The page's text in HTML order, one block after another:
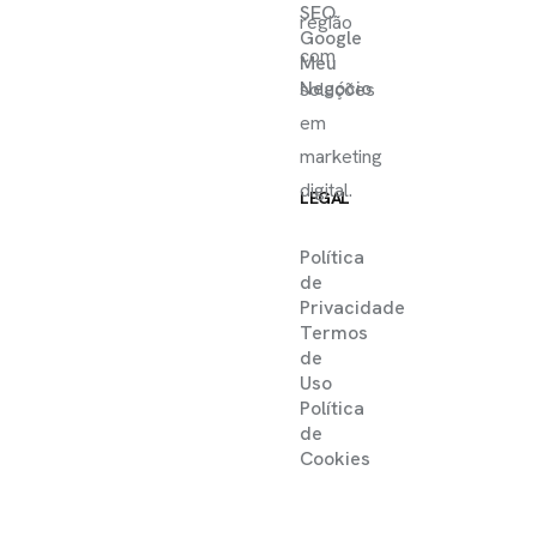
SEO
Google
Meu
Negócio
LEGAL
Política
de
Privacidade
Termos
de
Uso
Política
de
Cookies
região
com
soluções
em
marketing
digital.